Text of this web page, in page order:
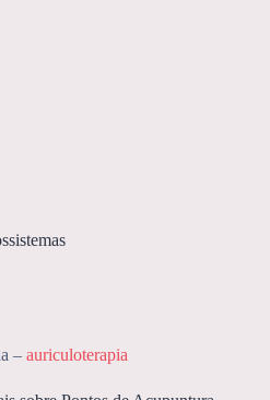
– auriculoterapia